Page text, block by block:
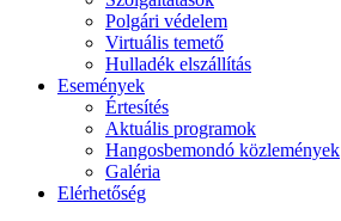
Polgári védelem
Virtuális temető
Hulladék elszállítás
Események
Értesítés
Aktuális programok
Hangosbemondó közlemények
Galéria
Elérhetőség